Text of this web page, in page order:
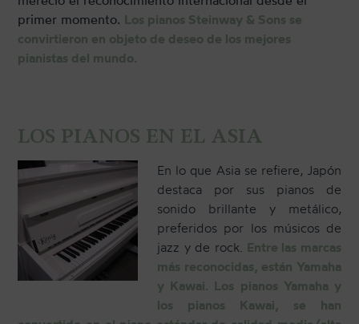
primer momento. Los pianos Steinway & Sons se
convirtieron en objeto de deseo de los mejores
pianistas del mundo.
LOS PIANOS EN EL ASIA
En lo que Asia se refiere, Japón
destaca por sus pianos de
sonido brillante y metálico,
preferidos por los músicos de
jazz y de rock. Entre las marcas
más reconocidas, están Yamaha
y Kawai. Los pianos Yamaha y
los pianos Kawai, se han